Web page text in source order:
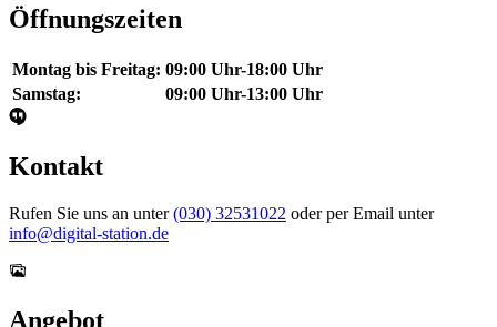
Öffnungszeiten
Montag bis Freitag: 09:00 Uhr-18:00 Uhr
Samstag:
09:00 Uhr-13:00 Uhr
Kontakt
Rufen Sie uns an unter(030) ­32531022 oder per Email unter
info@digital-station.de
Angebot